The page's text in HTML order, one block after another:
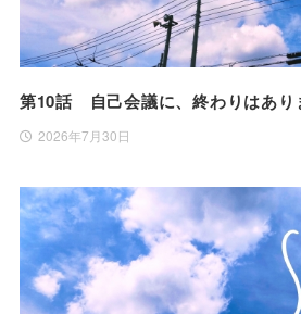
第10話 自己会議に、終わりはあり
2026年7月30日